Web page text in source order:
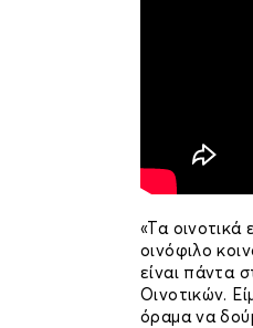
«Τα οινοτικά
οινόφιλο
είναι πάντα
Οινοτικών.
όραμα να